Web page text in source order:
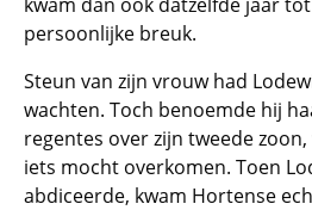
persoonlijke breuk.
Steun van zijn vrouw had
wachten. Toch benoemde hij
regentes over zijn tweede
iets mocht overkomen. Toen
abdiceerde, kwam Hortense